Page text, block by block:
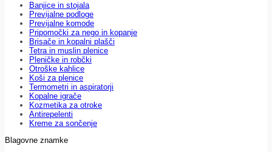
Banjice in stojala
Previjalne podloge
Previjalne komode
Pripomočki za nego in kopanje
Brisače in kopalni plašči
Tetra in muslin plenice
Pleničke in robčki
Otroške kahlice
Koši za plenice
Termometri in aspiratorji
Kopalne igrače
Kozmetika za otroke
Antirepelenti
Kreme za sončenje
Blagovne znamke